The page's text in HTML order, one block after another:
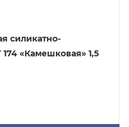
силикатно-
«Камешковая» 1,5